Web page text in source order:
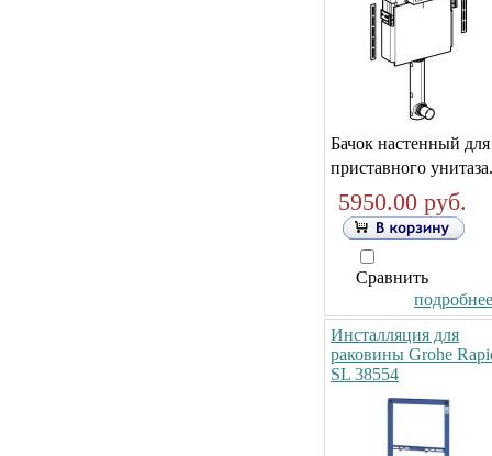
Бачок настенный для
приставного унитаза.
5950.00 руб.
Сравнить
Инсталляция для
раковины Grohe
SL 38554